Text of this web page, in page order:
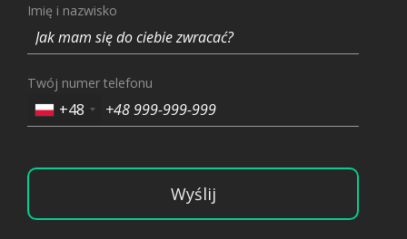
Imię i nazwisko
Twój numer telefonu
+48
Wyślij